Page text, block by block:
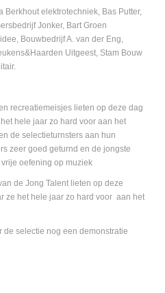
Berkhout elektrotechniek, Bas Putter,
Jonker, Bart Groen
Bouwbedrijf A. van der Eng,
Uitgeest, Stam Bouw
recreatiemeisjes lieten op deze dag
hele jaar zo hard voor aan het
de selectieturnsters aan hun
zeer goed geturnd en de jongste
oefening op muziek
de Jong Talent lieten op deze
ze het hele jaar zo hard voor aan het
selectie nog een demonstratie